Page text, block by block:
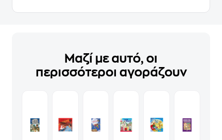
Μαζί με αυτό, οι
περισσότεροι αγοράζουν